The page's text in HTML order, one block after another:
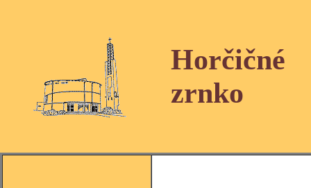
Horčičné
zrnko